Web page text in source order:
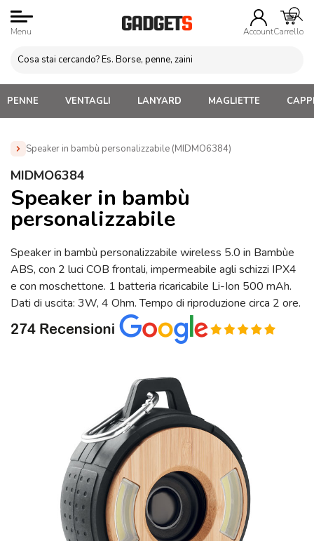
Menu AccountCarrello
PENNE VENTAGLI LANYARD MAGLIETTE
Speaker in bambù personalizzabile (MIDMO6384)
Home » Gadget Tecnologici Personalizzati
Speaker in bambù personalizzabile
(MIDMO6384)
MIDMO6384
Speaker in bambù
personalizzabile
Speaker in bambù personalizzabile wireless 5.0 in Bambùe
ABS, con 2 luci COB frontali, impermeabile agli schizzi IPX4
e con moschettone. 1 batteria ricaricabile Li-Ion 500 mAh.
Dati di uscita: 3W, 4 Ohm. Tempo di riproduzione circa 2 ore.